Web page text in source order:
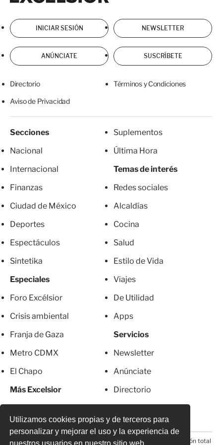
Utilizamos cookies propias y de terceros para
personalizar y mejorar el uso y la experiencia de
nuestros usuarios en nuestro sitio web.
INICIAR SESIÓN NEWSLETTER
ANÚNCIATE SUSCRÍBETE
Directorio Términos y Condiciones
Aviso de Privacidad
Secciones
Nacional
Internacional
Finanzas
Ciudad de México
Deportes
Espectáculos
Sintetika
Especiales
Foro Excélsior
Crisis ambiental
Franja de Gaza
Metro CDMX
El Chapo
Más Excelsior
Suplementos
Última Hora
Temas de interés
Redes sociales
Alcaldías
Cocina
Salud
Estilo de Vida
Viajes
De Utilidad
Apps
Servicios
Newsletter
Anúnciate
Directorio
© 2026 Todos los derechos reservados. Prohibida la reproducción total